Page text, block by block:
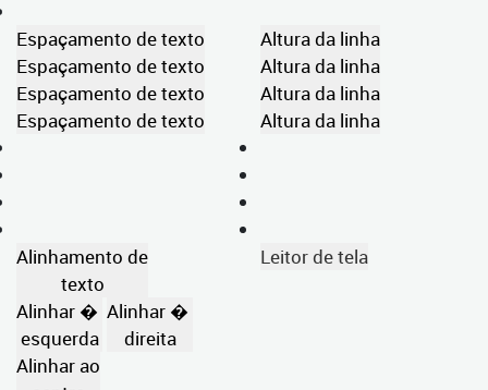
Espaçamento de texto
Espaçamento de texto
Espaçamento de texto
Espaçamento de texto
Altura da linha
Altura da linha
Altura da linha
Altura da linha
Alinhamento de
texto
Alinhar �
esquerda
Alinhar �
direita
Alinhar ao
Leitor de tela